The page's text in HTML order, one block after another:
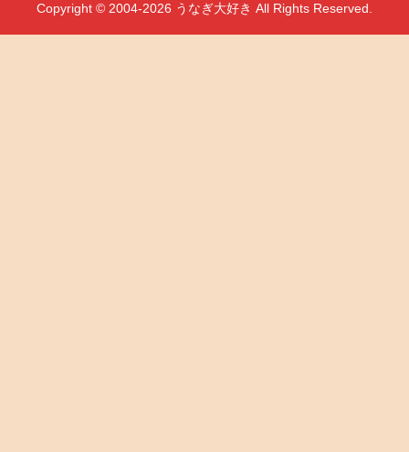
Copyright © 2004-2026 うなぎ大好き All Rights Reserved.